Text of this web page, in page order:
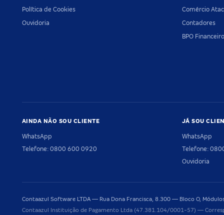
Política de Cookies
Ouvidoria
Comércio
Contadores
BPO Financeiro
AINDA NÃO SOU CLIENTE
WhatsApp
Telefone: 0800 600 0920
JÁ SOU
WhatsApp
Telefone:
Ouvidoria
Contaazul Software LTDA — Rua Dona Francisca, 8.300 — Bloco O,
Contaazul Instituição de Pagamento Ltda (47.381.104/0001-57) —